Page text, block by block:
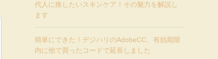
代人に推したいスキンケア！その魅力を解説し
ます
簡単にできた！デジハリのAdobeCC、有効期限
内に他で買ったコードで延長しました